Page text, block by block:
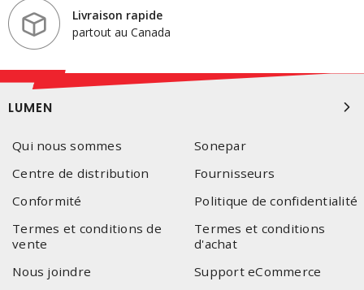
Livraison rapide
partout au Canada
LUMEN
Qui nous sommes
Sonepar
Centre de distribution
Fournisseurs
Conformité
Politique de confidentialité
Termes et conditions de
vente
Termes et conditions
d'achat
Nous joindre
Support eCommerce